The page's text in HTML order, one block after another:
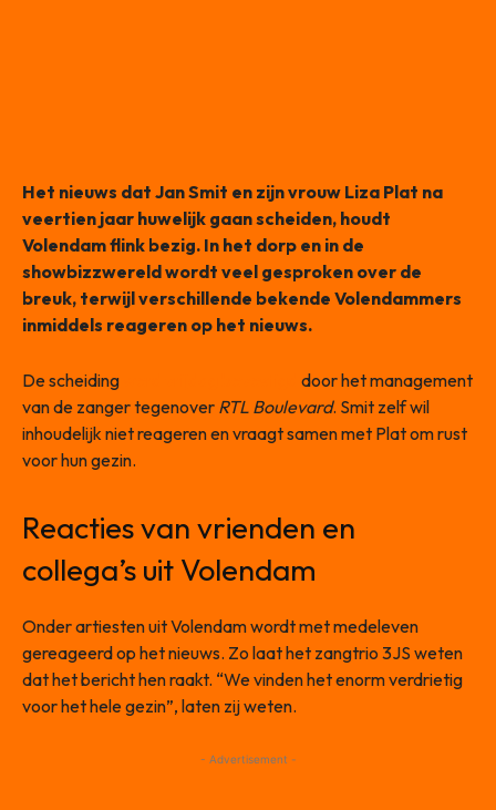
Het nieuws dat Jan Smit en zijn vrouw Liza Plat na
veertien jaar huwelijk gaan scheiden, houdt
Volendam flink bezig. In het dorp en in de
showbizzwereld wordt veel gesproken over de
breuk, terwijl verschillende bekende Volendammers
inmiddels reageren op het nieuws.
De scheiding
door het management
van de zanger tegenover RTL Boulevard. Smit zelf wil
inhoudelijk niet reageren en vraagt samen met Plat om rust
voor hun gezin.
Reacties van vrienden en
collega’s uit Volendam
Onder artiesten uit Volendam wordt met medeleven
gereageerd op het nieuws. Zo laat het zangtrio 3JS weten
dat het bericht hen raakt. “We vinden het enorm verdrietig
voor het hele gezin”, laten zij weten.
- Advertisement -